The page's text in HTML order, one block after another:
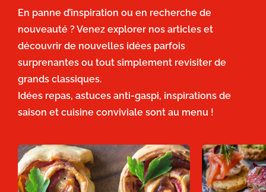
En panne d’inspiration ou en recherche de
nouveauté ? Venez explorer nos articles et
découvrir de nouvelles idées parfois
surprenantes ou tout simplement revisiter de
grands classiques.
Idées repas, astuces anti-gaspi, inspirations de
saison et cuisine conviviale sont au menu !